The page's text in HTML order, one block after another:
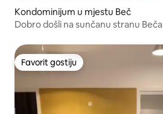
Kondominijum u mjestu Beč
Dobro došli na sunčanu stranu Beča
Favorit gostiju
Favorit gostiju